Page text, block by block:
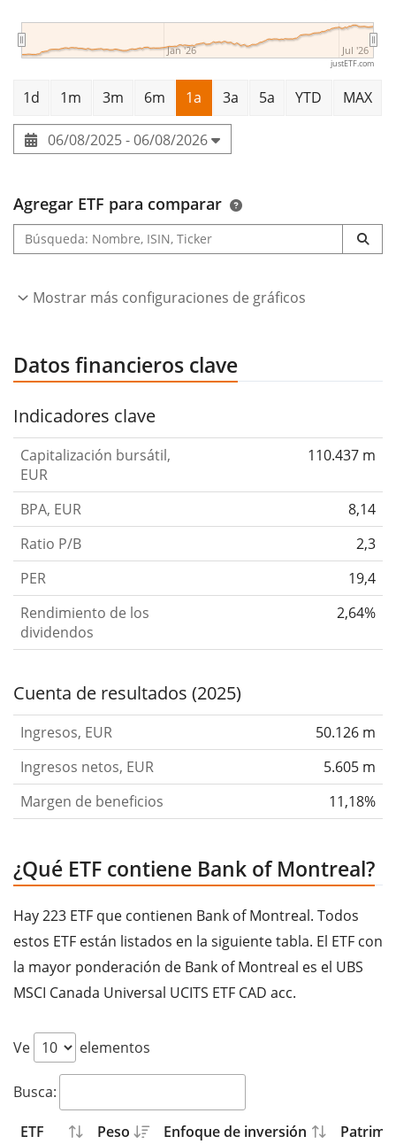
Jan '26 Jul '26
justETF.com
1d 1m 3m 6m 1a 3a 5a YTD MAX
06/08/2025 - 06/08/2026
Agregar ETF para comparar
Mostrar más configuraciones de gráficos
Datos financieros clave
Indicadores clave
Capitalización bursátil,
EUR
110.437 m
BPA, EUR
8,14
Ratio P/B
2,3
PER
19,4
Rendimiento de los
dividendos
2,64%
Cuenta de resultados (2025)
Ingresos, EUR
50.126 m
Ingresos netos, EUR
5.605 m
Margen de beneficios
11,18%
¿Qué ETF contiene Bank of Montreal?
Hay 223 ETF que contienen Bank of Montreal. Todos
estos ETF están listados en la siguiente tabla. El ETF con
la mayor ponderación de Bank of Montreal es el UBS
MSCI Canada Universal UCITS ETF CAD acc.
Ve elementos
Busca:
ETF Peso Enfoque de inversión